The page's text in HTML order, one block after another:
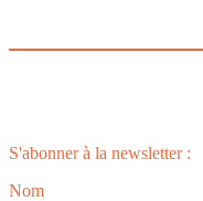
S'abonner à la newsletter :
Nom